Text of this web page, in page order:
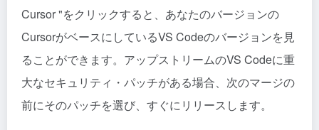
Cursor "をクリックすると、あなたのバージョンの
CursorがベースにしているVS Codeのバージョンを見
ることができます。アップストリームのVS Codeに重
大なセキュリティ・パッチがある場合、次のマージの
前にそのパッチを選び、すぐにリリースします。